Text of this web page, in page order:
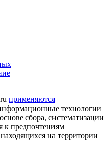
применяются
технологии
сбора, систематизации
к предпочтениям
на территории